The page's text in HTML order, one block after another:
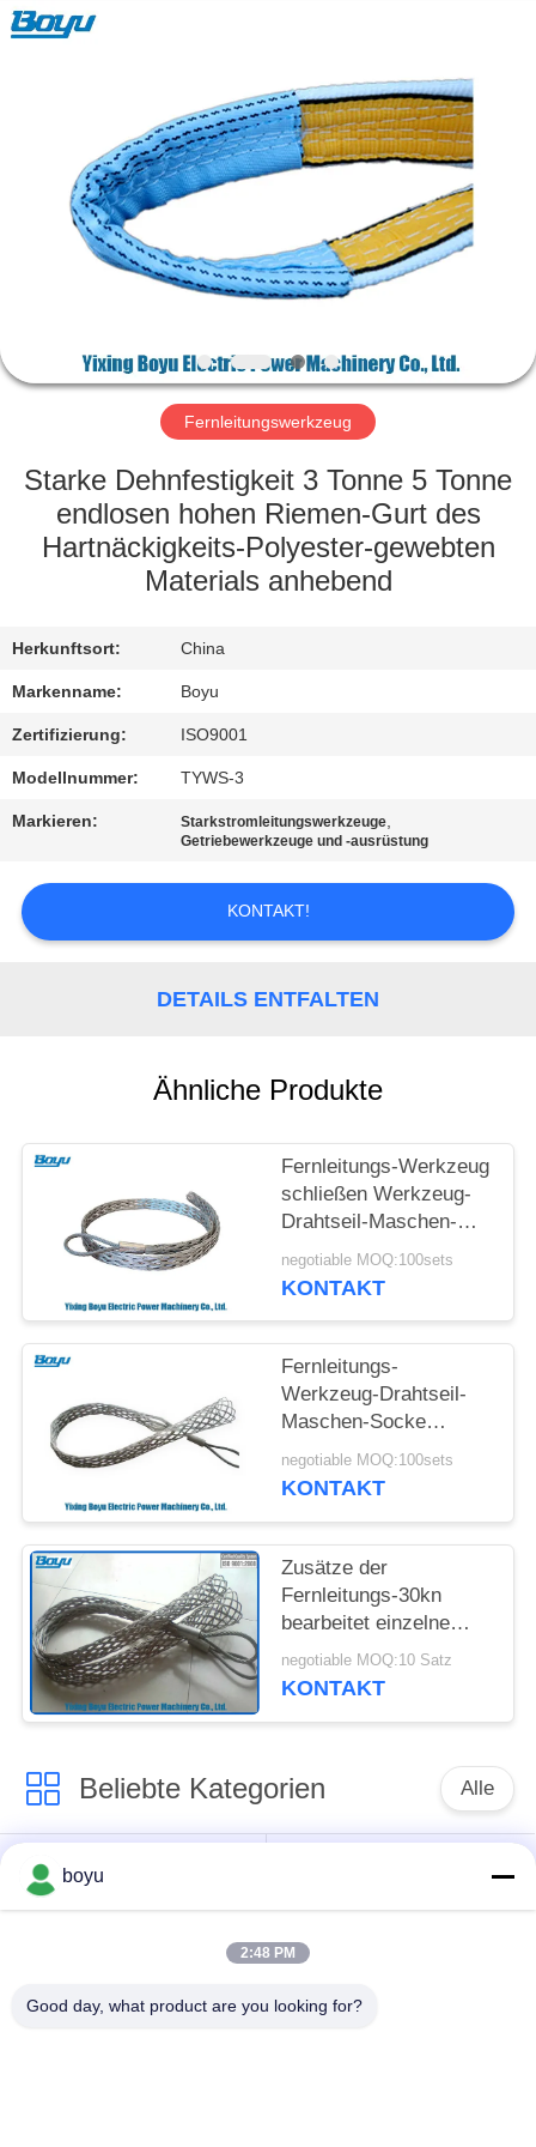
PRODUKTE
FABRIK-
AUSFLUG
QUALITÄTSKONTROLLE
MIT
UNS
IN
VERBINDUNG
NACHRICHTEN
FORDERN
PRIVACY
POLICY
Boyu
Electric
Fernleitungswerkzeug
Starke Dehnfestigkeit 3 Tonne 5 Tonne
endlosen hohen Riemen-Gurt des
Hartnäckigkeits-Polyester-gewebten
Materials anhebend
Herkunftsort: China
Markenname: Boyu
Zertifizierung: ISO9001
Modellnummer: TYWS-3
Markieren: Starkstromleitungswerkzeuge,
Getriebewerkzeuge und -ausrüstung
KONTAKT!
DETAILS ENTFALTEN
Ähnliche Produkte
Fernleitungs-Werkzeug
schließen Werkzeug-
Drahtseil-Maschen-
Socken-Gelenke an
negotiable MOQ:100sets
KONTAKT
Fernleitungs-
Werkzeug-Drahtseil-
Maschen-Socke
verbindet Kabelmuffen-
Verbindungsstück
negotiable MOQ:100sets
KONTAKT
Zusätze der
Fernleitungs-30kn
bearbeitet einzelne
vorübergehende
Socken-Hauptgelenke
negotiable MOQ:10 Satz
KONTAKT
Beliebte Kategorien Alle
Übertragungsleitung,
die Ausrüstung
Spannung, die
Gegendrehdrahtseil
boyu
2:48 PM
Good day, what product are you looking for?